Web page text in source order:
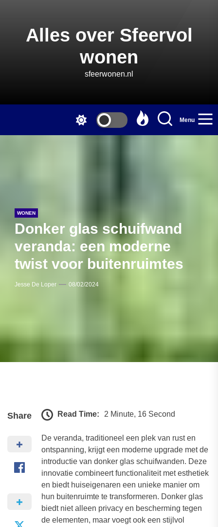
Alles over Sfeervol
wonen
sfeerwonen.nl
Menu
WONEN
Donker glas schuifwand
veranda: een moderne
twist voor buitenruimtes
Jesse De Loper 08/02/2024
Share Read Time: 2 Minute, 16 Second
De veranda, traditioneel een plek van rust en
ontspanning, krijgt een moderne upgrade met de
introductie van donker glas schuifwanden. Deze
innovatie combineert functionaliteit met esthetiek
en biedt huiseigenaren een unieke manier om
hun buitenruimte te transformeren. Donker glas
biedt niet alleen privacy en bescherming tegen
de elementen, maar voegt ook een stijlvol